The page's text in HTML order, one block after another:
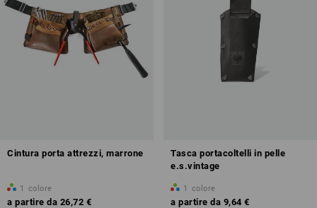
Cintura porta attrezzi, marrone
1 colore
a partire da 26,72 €
Tasca portacoltelli in pelle
e.s.vintage
1 colore
a partire da 9,64 €